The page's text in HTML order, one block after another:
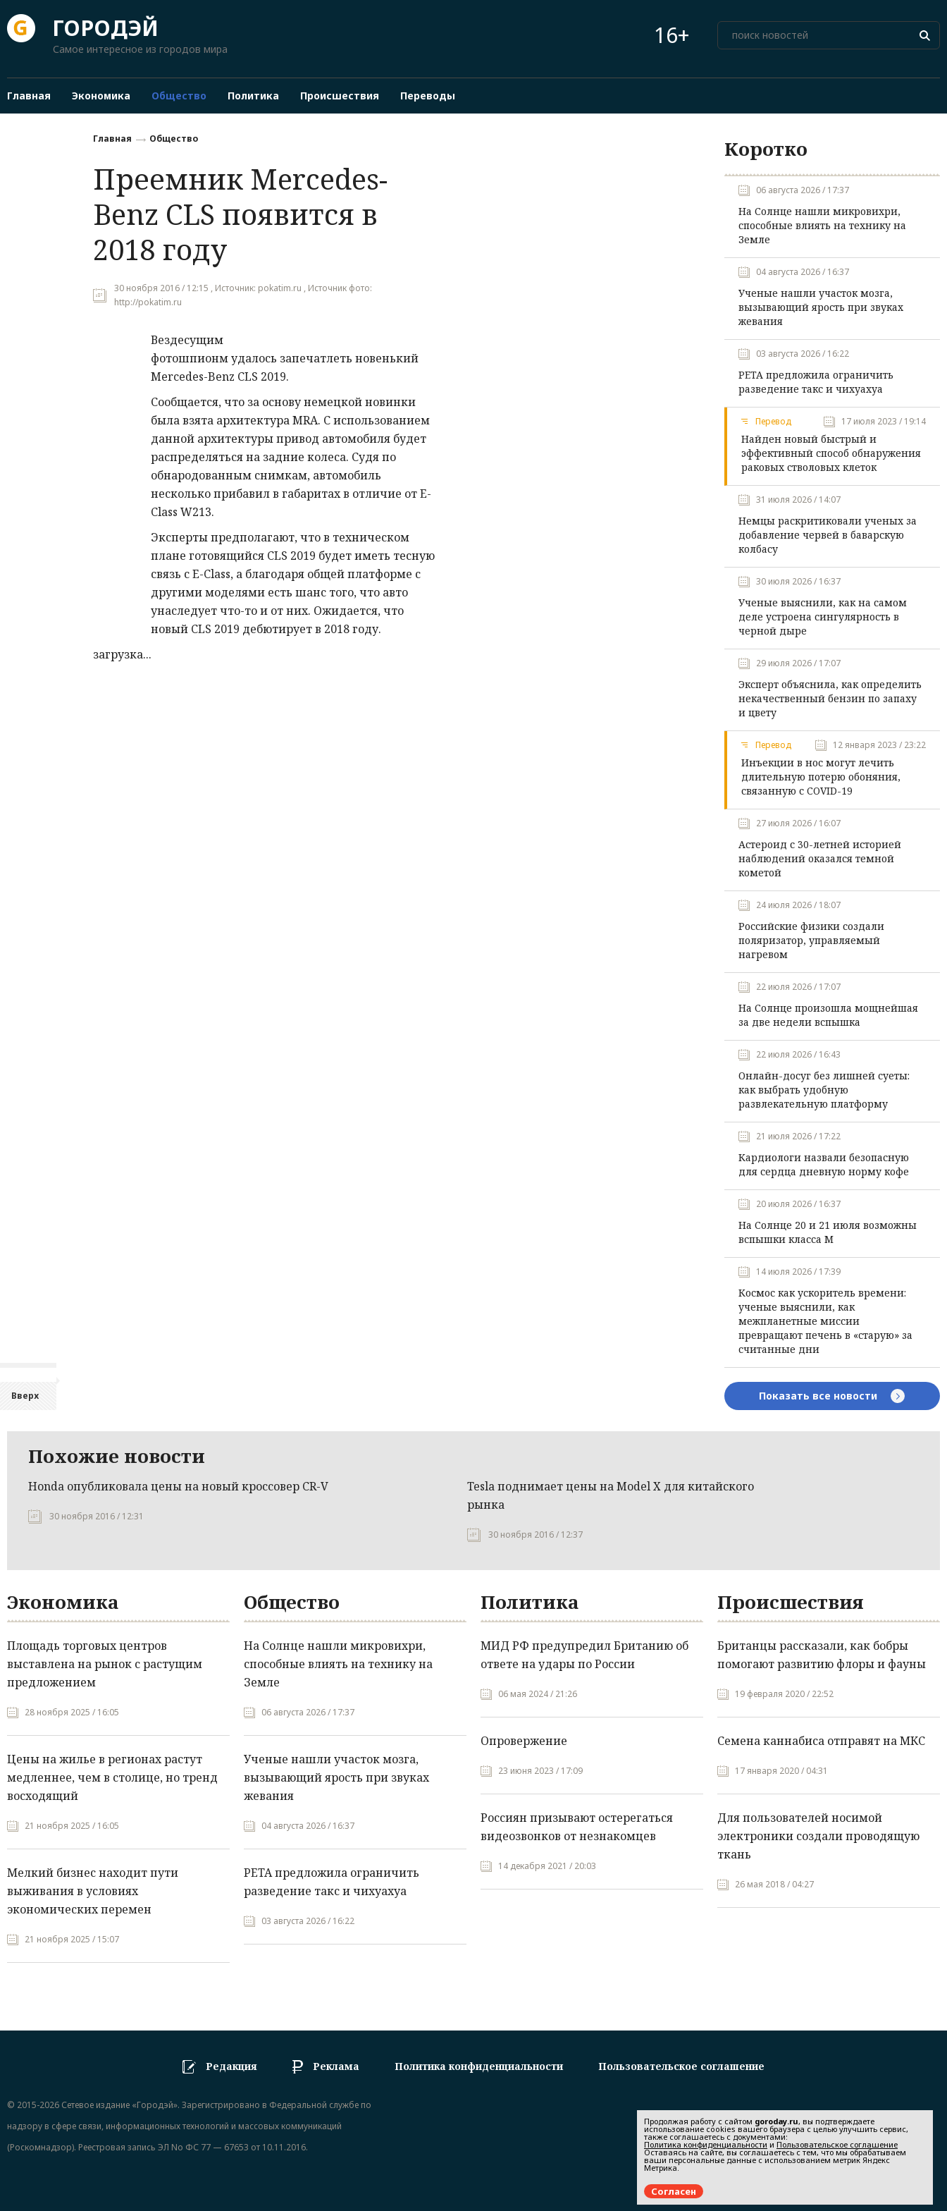
ГОРОДЭЙ
Самое интересное из городов мира 16+
Главная Экономика Общество Политика Происшествия Переводы
Вверх
Главная Общество
Преемник Mercedes-
Benz CLS появится в
2018 году
30 ноября 2016 / 12:15 , Источник: pokatim.ru , Источник фото:
http://pokatim.ru
Вездесущим
фотошпионм удалось запечатлеть новенький
Mercedes-Benz CLS 2019.
Сообщается, что за основу немецкой новинки
была взята архитектура MRA. С использованием
данной архитектуры привод автомобиля будет
распределяться на задние колеса. Судя по
обнародованным снимкам, автомобиль
несколько прибавил в габаритах в отличие от E-
Class W213.
Эксперты предполагают, что в техническом
плане готовящийся CLS 2019 будет иметь тесную
связь с E-Class, а благодаря общей платформе с
другими моделями есть шанс того, что авто
унаследует что-то и от них. Ожидается, что
новый CLS 2019 дебютирует в 2018 году.
загрузка...
Коротко
06 августа 2026 / 17:37
На Солнце нашли микровихри,
способные влиять на технику на
Земле
04 августа 2026 / 16:37
Ученые нашли участок мозга,
вызывающий ярость при звуках
жевания
03 августа 2026 / 16:22
PETA предложила ограничить
разведение такс и чихуахуа
Перевод 17 июля 2023 / 19:14
Найден новый быстрый и
эффективный способ обнаружения
раковых стволовых клеток
31 июля 2026 / 14:07
Немцы раскритиковали ученых за
добавление червей в баварскую
колбасу
30 июля 2026 / 16:37
Ученые выяснили, как на самом
деле устроена сингулярность в
черной дыре
29 июля 2026 / 17:07
Эксперт объяснила, как определить
некачественный бензин по запаху
и цвету
Перевод 12 января 2023 / 23:22
Инъекции в нос могут лечить
длительную потерю обоняния,
связанную с COVID-19
27 июля 2026 / 16:07
Астероид с 30-летней историей
наблюдений оказался темной
кометой
24 июля 2026 / 18:07
Российские физики создали
поляризатор, управляемый
нагревом
22 июля 2026 / 17:07
На Солнце произошла мощнейшая
за две недели вспышка
22 июля 2026 / 16:43
Онлайн-досуг без лишней суеты:
как выбрать удобную
развлекательную платформу
21 июля 2026 / 17:22
Кардиологи назвали безопасную
для сердца дневную норму кофе
20 июля 2026 / 16:37
На Солнце 20 и 21 июля возможны
вспышки класса М
14 июля 2026 / 17:39
Космос как ускоритель времени:
ученые выяснили, как
межпланетные миссии
превращают печень в «старую» за
считанные дни
Показать все новости
Похожие новости
Honda опубликовала цены на новый кроссовер CR-V
30 ноября 2016 / 12:31
Tesla поднимает цены на Model X для китайского
рынка
30 ноября 2016 / 12:37
Экономика
Площадь торговых центров
выставлена на рынок с растущим
предложением
28 ноября 2025 / 16:05
Цены на жилье в регионах растут
медленнее, чем в столице, но тренд
восходящий
21 ноября 2025 / 16:05
Мелкий бизнес находит пути
выживания в условиях
экономических перемен
21 ноября 2025 / 15:07
Общество
На Солнце нашли микровихри,
способные влиять на технику на
Земле
06 августа 2026 / 17:37
Ученые нашли участок мозга,
вызывающий ярость при звуках
жевания
04 августа 2026 / 16:37
PETA предложила ограничить
разведение такс и чихуахуа
03 августа 2026 / 16:22
Политика
МИД РФ предупредил Британию об
ответе на удары по России
06 мая 2024 / 21:26
Опровержение
23 июня 2023 / 17:09
Россиян призывают остерегаться
видеозвонков от незнакомцев
14 декабря 2021 / 20:03
Происшествия
Британцы рассказали, как бобры
помогают развитию флоры и фауны
19 февраля 2020 / 22:52
Семена каннабиса отправят на МКС
17 января 2020 / 04:31
Для пользователей носимой
электроники создали проводящую
ткань
26 мая 2018 / 04:27
Редакция Реклама Политика конфиденциальности Пользовательское соглашение
© 2015-2026 Сетевое издание «Городэй». Зарегистрировано в Федеральной службе по
надзору в сфере связи, информационных технологий и массовых коммуникаций
(Роскомнадзор). Реестровая запись ЭЛ No ФС 77 — 67653 от 10.11.2016.
Продолжая работу с сайтом goroday.ru, вы подтверждаете
использование cookies вашего браузера с целью улучшить сервис,
также соглашаетесь с документами:
Политика конфиденциальности и Пользовательское соглашение
Оставаясь на сайте, вы соглашаетесь с тем, что мы обрабатываем
ваши персональные данные с использованием метрик Яндекс
Метрика.
Согласен